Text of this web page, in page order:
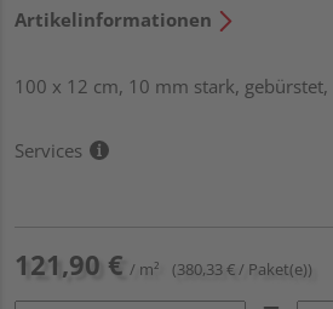
Artikelinformationen
100 x 12 cm, 10 mm stark,
Services
121,90 € / m² (380,33 € / Paket(e))